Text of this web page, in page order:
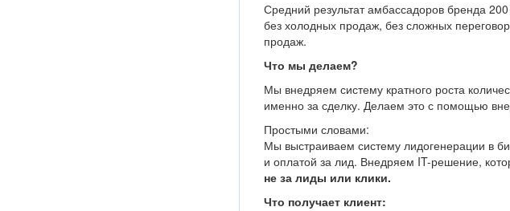
Средний результат амбассадоров бренда
без холодных продаж, без сложных
продаж.
Что мы делаем?
Мы внедряем систему кратного роста
именно за сделку. Делаем это с помощью
Простыми словами:
Мы выстраиваем систему лидогенерации в
и оплатой за лид. Внедряем IT-решение,
не за лиды или клики.
Что получает клиент: